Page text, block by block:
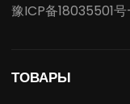
豫ICP备18035501号
ТОВАРЫ